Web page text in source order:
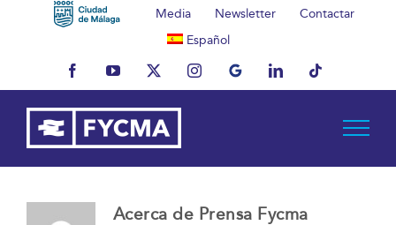
Media Newsletter
Contactar
Español
FacebookYouTubeX InstagramMyBusinessLinkedInTiktok
Acerca de Prensa Fycma